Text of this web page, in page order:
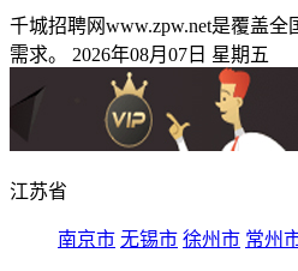
千城招聘网www.zpw.net是覆盖
需求。 2026年08月07日 星期五
江苏省
南京市 无锡市 徐州市 常州